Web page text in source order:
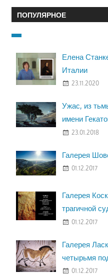
ПОПУЛЯРНОЕ
Елена
Италии
23.11.2020
Ужас, из
имени
23.01.2018
Галерея
01.12.2017
Галерея
трагичной
01.12.2017
Галерея
четырьмя
01.12.2017